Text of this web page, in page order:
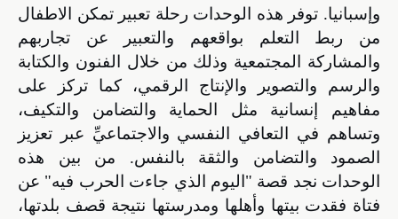
وإسبانيا. توفر هذه الوحدات رحلة تعبير تمكن الاطفال
من ربط التعلم بواقعهم والتعبير عن تجاربهم
والمشاركة المجتمعية وذلك من خلال الفنون والكتابة
والرسم والتصوير والإنتاج الرقمي، كما تركز على
مفاهيم إنسانية مثل الحماية والتضامن والتكيف،
وتساهم في التعافي النفسي والاجتماعيِّ عبر تعزيز
الصمود والتضامن والثقة بالنفس. من بين هذه
الوحدات نجد قصة "اليوم الذي جاءت الحرب فيه" عن
فتاة فقدت بيتها وأهلها ومدرستها نتيجة قصف بلدتها،